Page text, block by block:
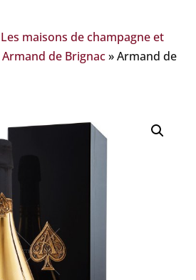
Les maisons de champagne et
Armand de Brignac»Armand de